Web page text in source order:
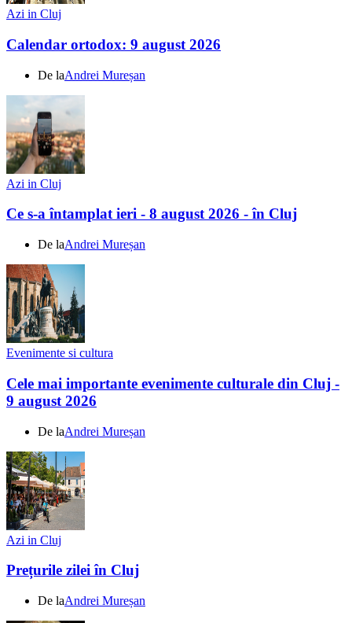
Azi in Cluj
Calendar ortodox: 9 august 2026
De laAndrei Mureșan
Azi in Cluj
Ce s-a întamplat ieri - 8 august 2026 - în Cluj
De laAndrei Mureșan
Evenimente si cultura
Cele mai importante evenimente culturale din Cluj -
9 august 2026
De laAndrei Mureșan
Azi in Cluj
Prețurile zilei în Cluj
De laAndrei Mureșan